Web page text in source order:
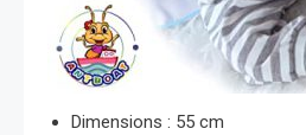
Dimensions : 55 cm